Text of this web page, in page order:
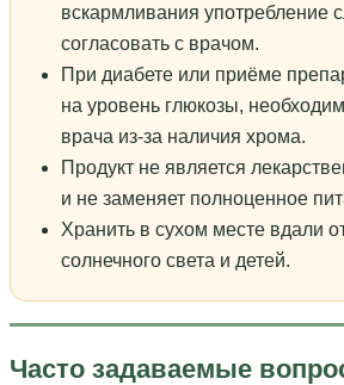
вскармливания употребление
согласовать с врачом.
При диабете или приёме
на уровень глюкозы,
врача из-за наличия хрома.
Продукт не является
и не заменяет полноценное
Хранить в сухом месте вдали
солнечного света и детей.
Часто задаваемые